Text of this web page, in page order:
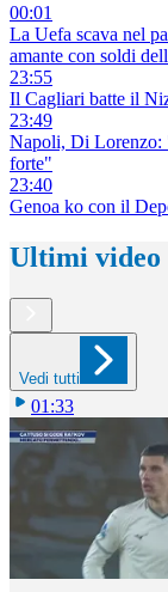
00:01
La Uefa scava nel
amante con soldi
23:55
Il Cagliari batte il
23:49
Napoli, Di Lorenzo:
forte"
23:40
Genoa ko con il
Ultimi video
Vedi tutti
01:33